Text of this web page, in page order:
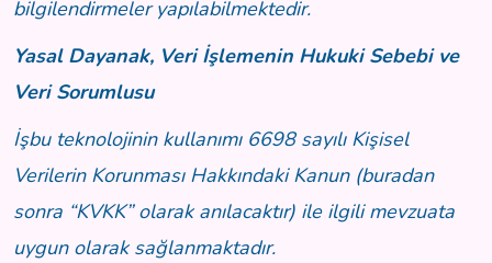
bilgilendirmeler yapılabilmektedir.
Yasal Dayanak, Veri İşlemenin Hukuki Sebebi ve
Veri Sorumlusu
İşbu teknolojinin kullanımı 6698 sayılı Kişisel
Verilerin Korunması Hakkındaki Kanun (buradan
sonra “KVKK” olarak anılacaktır) ile ilgili mevzuata
uygun olarak sağlanmaktadır.